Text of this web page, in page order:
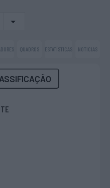
QUADROS ESTATÍSTICAS NOTICIAS